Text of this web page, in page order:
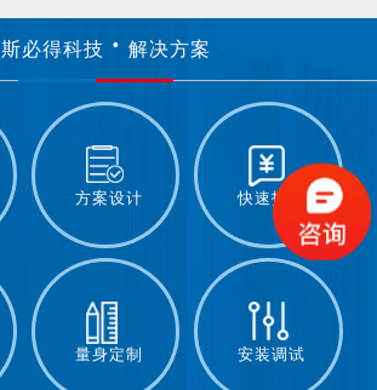
斯必得科技 解决方案
方案设计 快速报价
量身定制 安装调试